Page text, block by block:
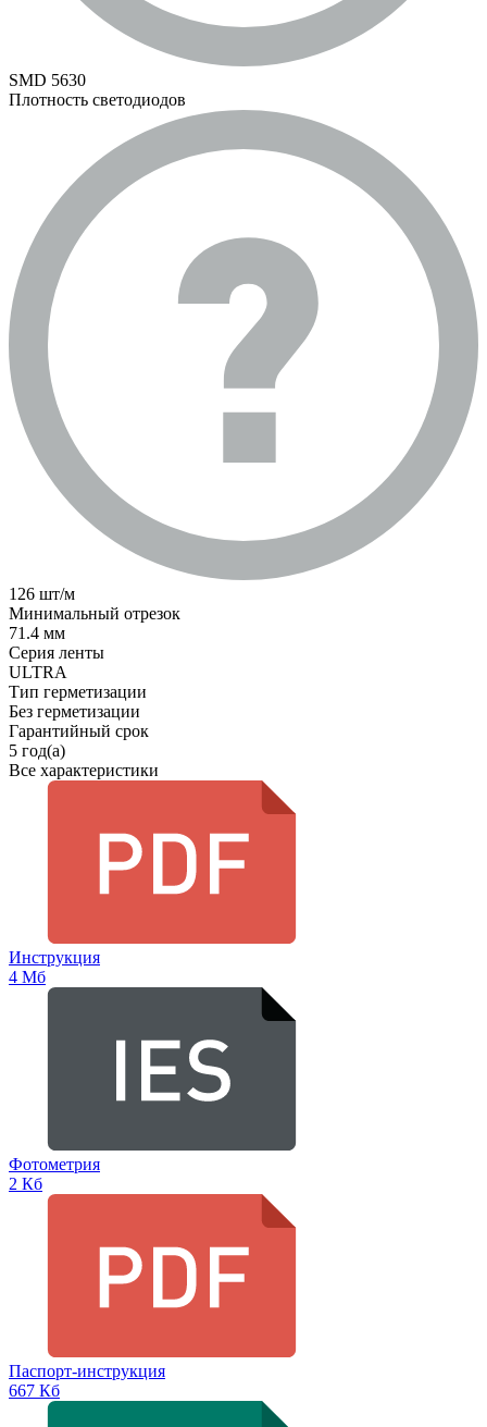
SMD 5630
Плотность светодиодов
126 шт/м
Минимальный отрезок
71.4 мм
Серия ленты
ULTRA
Тип герметизации
Без герметизации
Гарантийный срок
5 год(а)
Все характеристики
Инструкция
4 Мб
Фотометрия
2 Кб
Паспорт-инструкция
667 Кб